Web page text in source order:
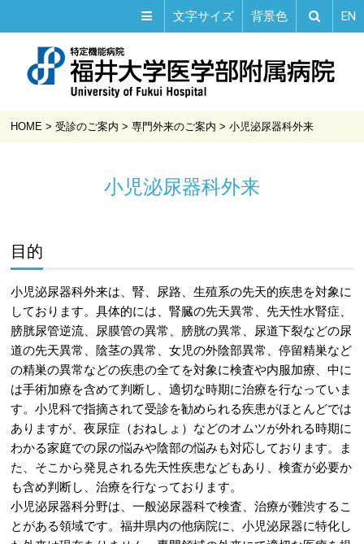
文字サイズ 背景色 EN
HOME >受診のご案内 >専門外来のご案内 >小児泌尿器科外来
小児泌尿器科外来
目的
小児泌尿器科外来は、腎、尿路、生殖系の先天的疾患を対象に
しております。具体的には、腎臓の先天異常、先天性水腎症、
膀胱尿管逆流、尿膜管の異常、膀胱の異常、尿道下裂などの尿
道の先天異常、陰茎の異常、女児の外陰部異常、停留精巣など
の精巣の異常などの疾患の全てを対象に検査や内服加療、中に
は手術加療を含めて判断し、適切な時期に治療を行なっていま
す。小児科で指摘されて受診を勧められる疾患がほとんどでは
ありますが、夜尿症（おねしょ）などのオムツが外れる時期に
わかる家庭での尿の悩みや陰部の悩みも対応しております。ま
た、そこから発見される先天性疾患などもあり、検査が必要か
も含め判断し、治療を行なっております。
小児泌尿器科分野は、一般泌尿器科で検査、治療が難渋するこ
とがある領域です。福井県内の他病院に、小児泌尿器に特化し